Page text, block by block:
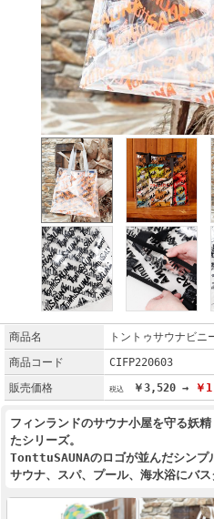
商品名
トントゥサウナビニ
商品コード
CIFP220603
販売価格
￥3,520 → ￥
フィンランドのサウナ小屋を守る妖
たシリーズ。
TonttuSAUNAのロゴが並んだシンプ
サウナ、スパ、プール、海水浴にバス